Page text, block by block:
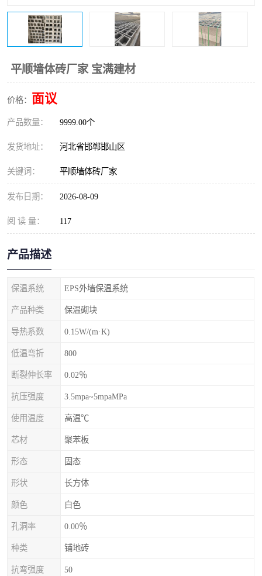
平顺墙体砖厂家 宝满建材
价格： 面议
产品数量： 9999.00个
发货地址： 河北省邯郸邯山区
关键词： 平顺墙体砖厂家
发布日期： 2026-08-09
阅 读 量： 117
产品描述
保温系统 EPS外墙保温系统
产品种类 保温砌块
导热系数 0.15W/(m·K)
低温弯折 800
断裂伸长率 0.02％
抗压强度 3.5mpa~5mpaMPa
使用温度 高温℃
芯材 聚苯板
形态 固态
形状 长方体
颜色 白色
孔洞率 0.00％
种类 铺地砖
抗弯强度 50